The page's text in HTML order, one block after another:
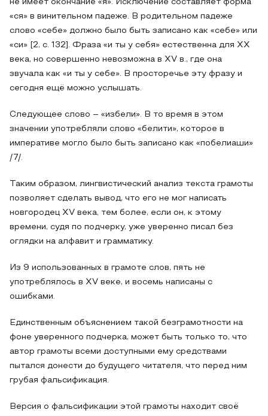
не имеет окончание «я». Исключение составляет форма
«ся» в винительном падеже. В родительном падеже
слово «себе» должно было быть записано как «себе» или
«си» [2, с. 132]. Фраза «и ты у себя» естественна для XX
века, но совершенно невозможна в XV в., где она
звучала как «и ты у себе». В просторечье эту фразу и
сегодня ещё можно услышать.
Следующее слово – «избели». В то время в этом
значении употребляли слово «белити», которое в
императиве могло было быть записано как «побелиаши»
/7/.
Таким образом, лингвистический анализ текста грамоты
позволяет сделать вывод, что его не мог написать
новгородец XV века, тем более, если он, к этому
времени, судя по подчерку, уже уверенно писал без
оглядки на алфавит и грамматику.
Из 9 использованных в грамоте слов, пять не
употреблялось в XV веке, и восемь написаны с
ошибками.
Единственным объяснением такой безграмотности на
фоне уверенного подчерка, может быть только то, что
автор грамоты всеми доступными ему средствами
пытался донести до будущего читателя, что перед ним
грубая фальсификация.
Версия о фальсификации этой грамоты находит своё